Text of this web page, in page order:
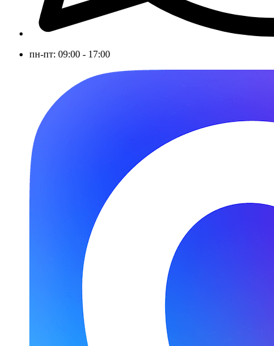
пн-пт: 09:00 - 17:00